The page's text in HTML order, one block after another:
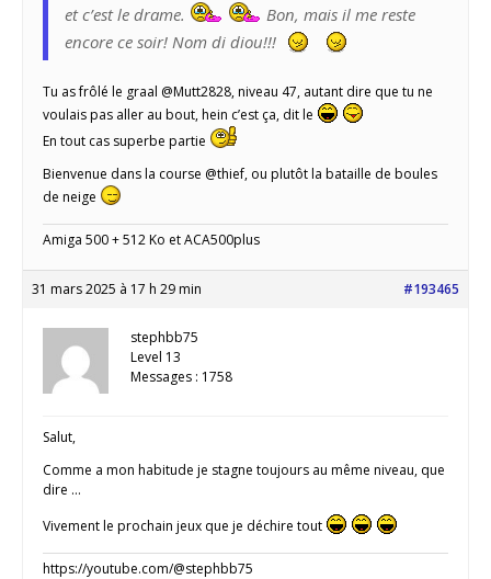
et c’est le drame.
Bon, mais il me reste
encore ce soir! Nom di diou!!!
Tu as frôlé le graal @Mutt2828, niveau 47, autant dire que tu ne
voulais pas aller au bout, hein c’est ça, dit le
En tout cas superbe partie
Bienvenue dans la course @thief, ou plutôt la bataille de boules
de neige
Amiga 500 + 512 Ko et ACA500plus
31 mars 2025 à 17 h 29 min #193465
stephbb75
Level 13
Messages : 1758
Salut,
Comme a mon habitude je stagne toujours au même niveau, que
dire …
Vivement le prochain jeux que je déchire tout
https://youtube.com/@stephbb75